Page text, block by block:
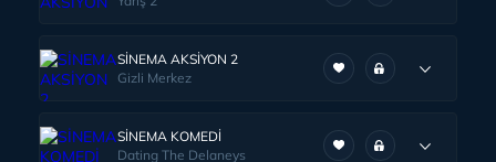
SİNEMA AKSİYON 2
Gizli Merkez
SİNEMA KOMEDİ
Dating The Delaneys